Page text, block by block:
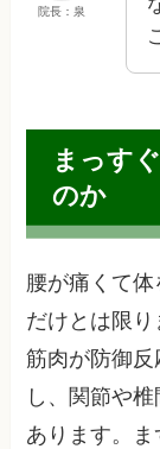
院長：泉
まっす
のか
腰が痛くて体
だけとは限り
筋肉が防御
し、関節や
あります。